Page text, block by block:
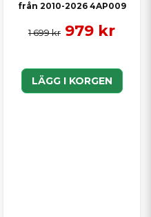
från 2010-2026 4AP009
1 699 kr 979 kr
LÄGG I KORGEN